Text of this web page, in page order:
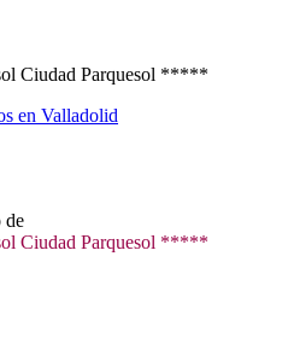
Ciudad Parquesol *****
en Valladolid
de
Ciudad Parquesol *****